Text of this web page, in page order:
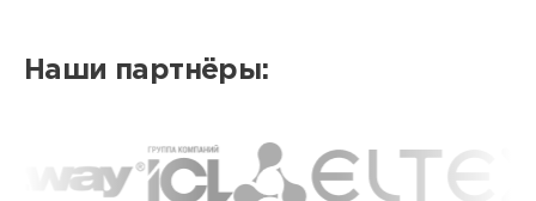
Наши партнёры: